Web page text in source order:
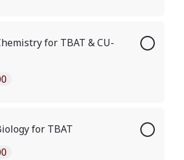
for TBAT & CU-
for TBAT